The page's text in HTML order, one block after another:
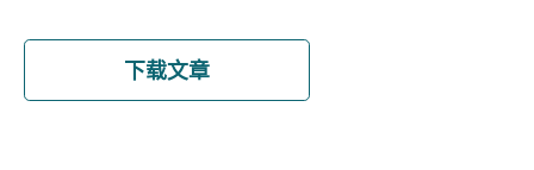
下载文章